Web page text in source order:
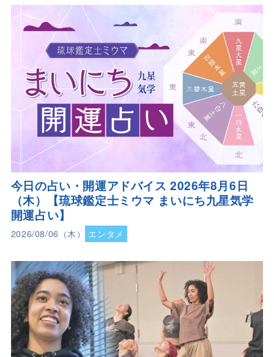
今日の占い・開運アドバイス 2026年8月6日
（木）【琉球鑑定士ミウマ まいにち九星気学
開運占い】
2026/08/06（木） エンタメ